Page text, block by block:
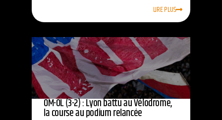
LIRE PLUS
OM-OL (3-2) : Lyon battu au Vélodrome,
la course au podium relancée